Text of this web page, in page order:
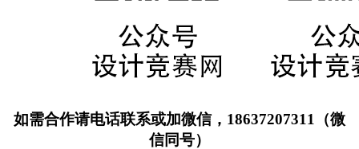
如需合作请电话联系或加微信，18637207311（微
信同号）